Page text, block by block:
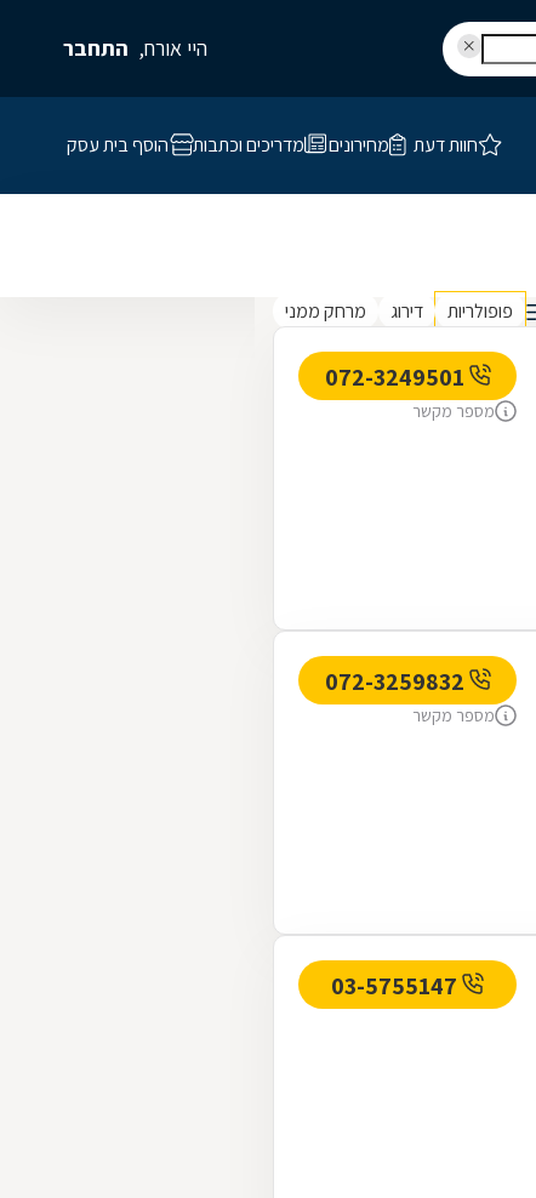
היי אורח, התחבר
חוות דעת מחירונים מדריכים וכתבות הוסף בית עסק
פופולריות דירוג מרחק ממני
מספר מקשר
מספר מקשר